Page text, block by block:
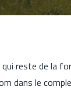
reste de la
dans le